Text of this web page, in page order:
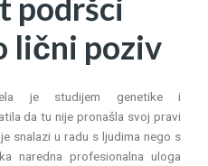
lični poziv
je studijem genetike i
da tu nije pronašla svoj pravi
snalazi u radu s ljudima nego s
naredna profesionalna uloga